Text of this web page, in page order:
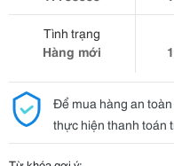
Tình trạng
Hàng mới
Để mua hàng an
thực hiện thanh toán